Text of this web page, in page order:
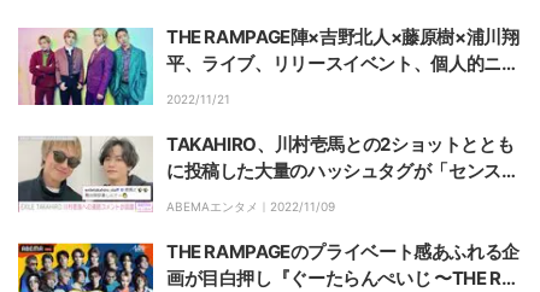
THE RAMPAGE陣×吉野北人×藤原樹×浦川翔
平、ライブ、リリースイベント、個人的ニュ
ースまで…駆け抜けた2022年を振り返る
2022/11/21
TAKAHIRO、川村壱馬との2ショットととも
に投稿した大量のハッシュタグが「センスあ
りすぎ」と話題
ABEMAエンタメ｜ 2022/11/09
THE RAMPAGEのプライベート感あふれる企
画が目白押し『ぐーたらんぺいじ 〜THE RA